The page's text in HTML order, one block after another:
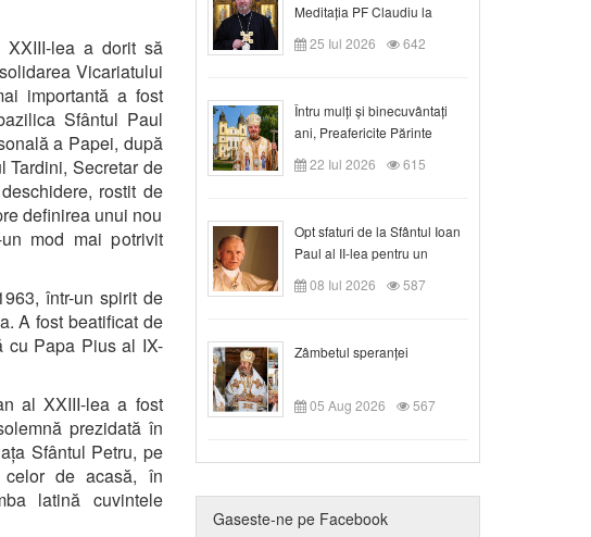
XXIII-lea a dorit să
Vicariatului
importantă a fost
Sfântul Paul
a Papei, după
Tardini, Secretar de
rostit de
definirea unui nou
mod mai potrivit
într-un spirit de
A fost beatificat de
cu Papa Pius al IX-
al XXIII-leaa fost
prezidată în
Sfântul Petru, pe
de acasă, în
latină cuvintele
Meditația PF Claudiu la
Duminica a VIII-a după
Rusalii
25 Iul 2026 642
Întru mulți și binecuvântați
ani, Preafericite Părinte
Claudiu!
22 Iul 2026 615
Opt sfaturi de la Sfântul Ioan
Paul al II-lea pentru un
creștin
08 Iul 2026 587
Zâmbetul speranței
05 Aug 2026 567
Gaseste-ne pe Facebook